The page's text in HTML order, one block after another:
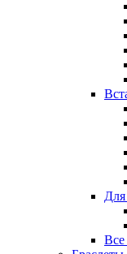
Для
Все